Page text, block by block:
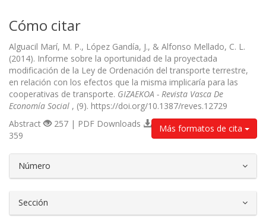
Cómo citar
Alguacil Marí, M. P., López Gandía, J., & Alfonso Mellado, C. L.
(2014). Informe sobre la oportunidad de la proyectada
modificación de la Ley de Ordenación del transporte terrestre,
en relación con los efectos que la misma implicaría para las
cooperativas de transporte. GIZAEKOA - Revista Vasca De
Economía Social , (9). https://doi.org/10.1387/reves.12729
Más formatos de cita
Abstract
257 | PDF Downloads
359
Número
Sección